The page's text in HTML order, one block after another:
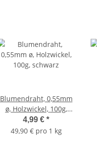
Blumendraht, 0,55mm
ø, Holzwickel, 100g,
schwarz
4,99 € *
49,90 € pro 1 kg